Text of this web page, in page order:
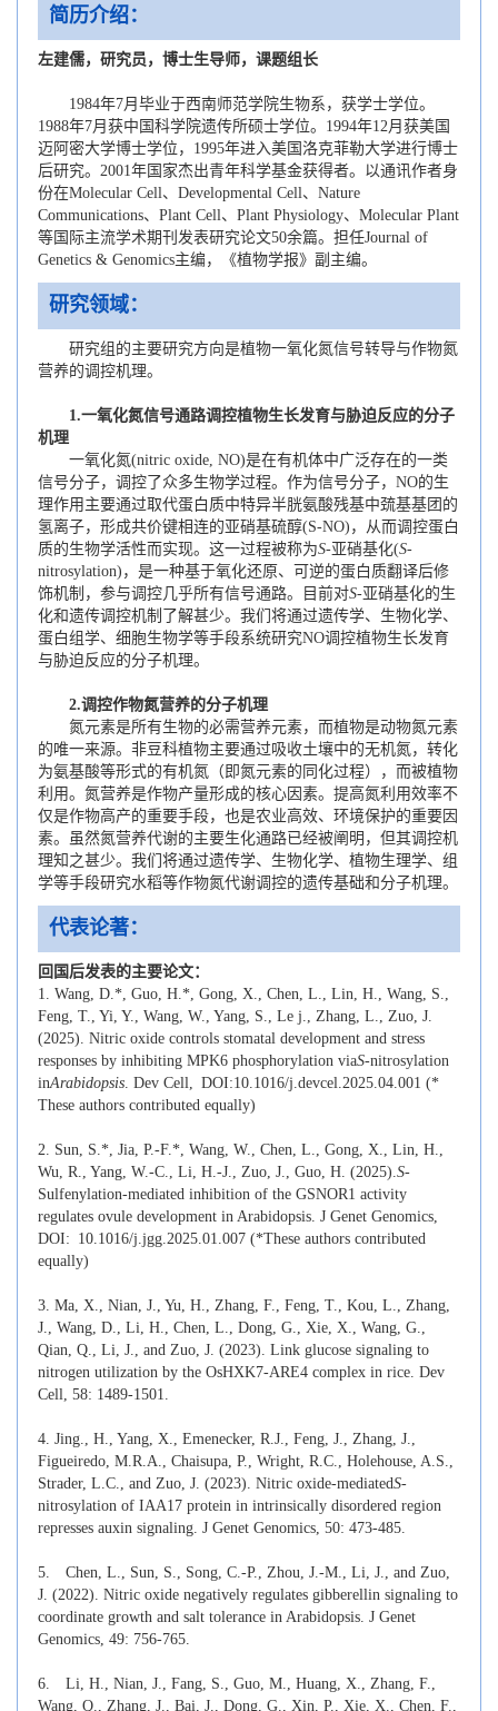
简历介绍：
左建儒，研究员，博士生导师，课题组长
1984年7月毕业于西南师范学院生物系，获学士学位。
1988年7月获中国科学院遗传所硕士学位。1994年12月获美国
迈阿密大学博士学位，1995年进入美国洛克菲勒大学进行博士
后研究。2001年国家杰出青年科学基金获得者。以通讯作者身
份在Molecular Cell、Developmental Cell、Nature
Communications、Plant Cell、Plant Physiology、Molecular Plant
等国际主流学术期刊发表研究论文50余篇。担任Journal of
Genetics & Genomics主编，《植物学报》副主编。
研究领域：
研究组的主要研究方向是植物一氧化氮信号转导与作物氮
营养的调控机理。
1.一氧化氮信号通路调控植物生长发育与胁迫反应的分子
机理
一氧化氮(nitric oxide, NO)是在有机体中广泛存在的一类
信号分子，调控了众多生物学过程。作为信号分子，NO的生
理作用主要通过取代蛋白质中特异半胱氨酸残基中巯基基团的
氢离子，形成共价键相连的亚硝基硫醇(S-NO)，从而调控蛋白
质的生物学活性而实现。这一过程被称为S-亚硝基化(S-
nitrosylation)，是一种基于氧化还原、可逆的蛋白质翻译后修
饰机制，参与调控几乎所有信号通路。目前对S-亚硝基化的生
化和遗传调控机制了解甚少。我们将通过遗传学、生物化学、
蛋白组学、细胞生物学等手段系统研究NO调控植物生长发育
与胁迫反应的分子机理。
2.调控作物氮营养的分子机理
氮元素是所有生物的必需营养元素，而植物是动物氮元素
的唯一来源。非豆科植物主要通过吸收土壤中的无机氮，转化
为氨基酸等形式的有机氮（即氮元素的同化过程），而被植物
利用。氮营养是作物产量形成的核心因素。提高氮利用效率不
仅是作物高产的重要手段，也是农业高效、环境保护的重要因
素。虽然氮营养代谢的主要生化通路已经被阐明，但其调控机
理知之甚少。我们将通过遗传学、生物化学、植物生理学、组
学等手段研究水稻等作物氮代谢调控的遗传基础和分子机理。
代表论著：
回国后发表的主要论文：
1. Wang, D.*, Guo, H.*, Gong, X., Chen, L., Lin, H., Wang, S.,
Feng, T., Yi, Y., Wang, W., Yang, S., Le j., Zhang, L., Zuo, J.
(2025). Nitric oxide controls stomatal development and stress
responses by inhibiting MPK6 phosphorylation viaS-nitrosylation
inArabidopsis. Dev Cell, DOI:10.1016/j.devcel.2025.04.001 (*
These authors contributed equally)
2. Sun, S.*, Jia, P.-F.*, Wang, W., Chen, L., Gong, X., Lin, H.,
Wu, R., Yang, W.-C., Li, H.-J., Zuo, J., Guo, H. (2025).S-
Sulfenylation-mediated inhibition of the GSNOR1 activity
regulates ovule development in Arabidopsis. J Genet Genomics,
DOI: 10.1016/j.jgg.2025.01.007 (*These authors contributed
equally)
3. Ma, X., Nian, J., Yu, H., Zhang, F., Feng, T., Kou, L., Zhang,
J., Wang, D., Li, H., Chen, L., Dong, G., Xie, X., Wang, G.,
Qian, Q., Li, J., and Zuo, J. (2023). Link glucose signaling to
nitrogen utilization by the OsHXK7-ARE4 complex in rice. Dev
Cell, 58: 1489-1501.
4. Jing., H., Yang, X., Emenecker, R.J., Feng, J., Zhang, J.,
Figueiredo, M.R.A., Chaisupa, P., Wright, R.C., Holehouse, A.S.,
Strader, L.C., and Zuo, J. (2023). Nitric oxide-mediatedS-
nitrosylation of IAA17 protein in intrinsically disordered region
represses auxin signaling. J Genet Genomics, 50: 473-485.
5. Chen, L., Sun, S., Song, C.-P., Zhou, J.-M., Li, J., and Zuo,
J. (2022). Nitric oxide negatively regulates gibberellin signaling to
coordinate growth and salt tolerance in Arabidopsis. J Genet
Genomics, 49: 756-765.
6. Li, H., Nian, J., Fang, S., Guo, M., Huang, X., Zhang, F.,
Wang, Q., Zhang, J., Bai, J., Dong, G., Xin, P., Xie, X., Chen, F.,